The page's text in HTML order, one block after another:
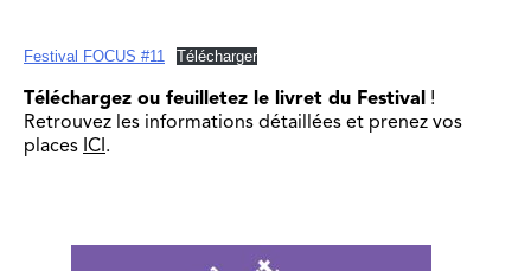
Festival FOCUS #11 Télécharger
Téléchargez ou feuilletez le livret du Festival !
Retrouvez les informations détaillées et prenez vos
places ICI.